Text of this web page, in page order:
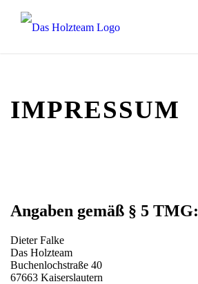
IMPRESSUM
Angaben gemäß § 5 TMG:
Dieter Falke
Das Holzteam
Buchenlochstraße 40
67663 Kaiserslautern